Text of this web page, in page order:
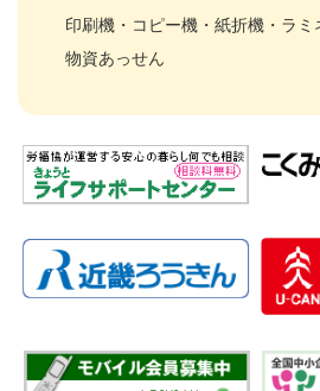
印刷機・コピー機・紙折機・ラ
物資あっせん